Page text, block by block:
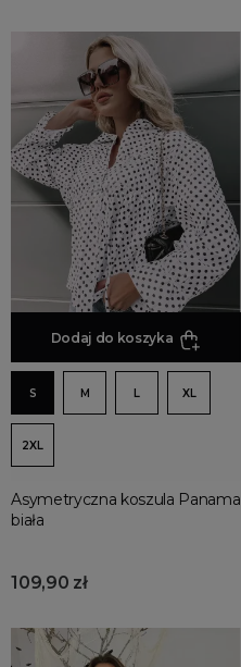
Złote produkty
Wiosenne Uroczystości
Letnie Uroczystości
Jesienne Uroczystości
Zimowe Uroczystości
HOT SALE
Produkty Tygodnia
Różowy Październik
Black Friday
Cyber Monday
Black Week
Wyprzedaż noworoczna
Dodaj do koszyka
S M L XL
2XL
Asymetryczna koszula Panama
biała
109,90 zł